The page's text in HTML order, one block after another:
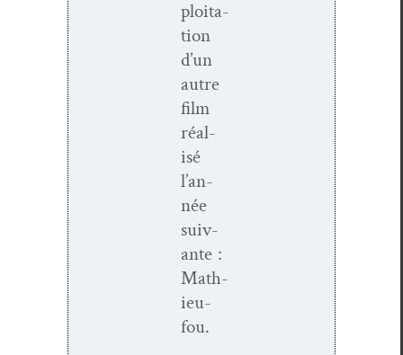
ploita­
tion
d’un
autre
film
réal­
isé
l’an­
née
suiv­
ante :
Math­­
ieu-
fou.